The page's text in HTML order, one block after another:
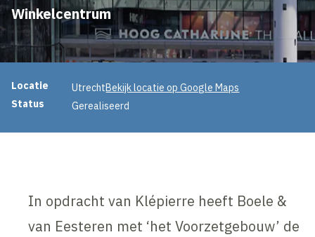
Winkelcentrum
Projectinformatie
Locatie UtrechtBekijk locatie op Google Maps
Status
Gerealiseerd
In opdracht van Klépierre heeft Boele &
van Eesteren met ‘het Voorzetgebouw’ de